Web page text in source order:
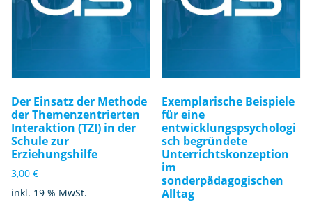
Der Einsatz der Methode
der Themenzentrierten
Interaktion (TZI) in der
Schule zur
Erziehungshilfe
3,00 €
inkl. 19 % MwSt.
Exemplarische Beispiele
für eine
entwicklungspsychologi
sch begründete
Unterrichtskonzeption
im
sonderpädagogischen
Alltag